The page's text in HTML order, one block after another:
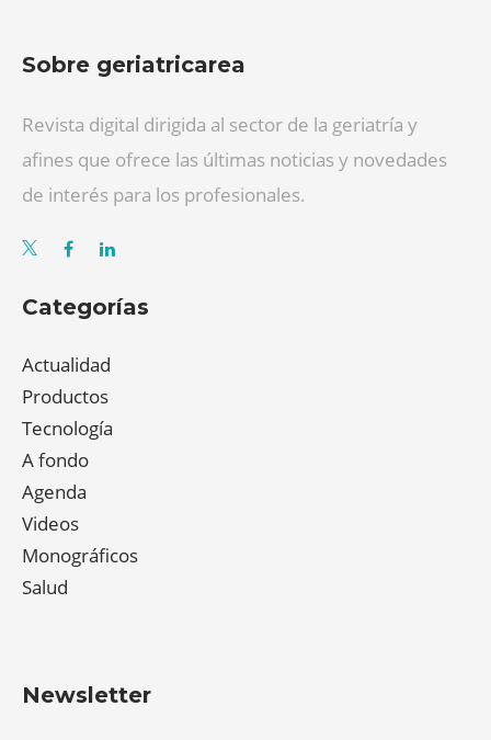
Sobre geriatricarea
Revista digital dirigida al sector de la geriatría y
afines que ofrece las últimas noticias y novedades
de interés para los profesionales.
Categorías
Actualidad
Productos
Tecnología
A fondo
Agenda
Videos
Monográficos
Salud
Newsletter